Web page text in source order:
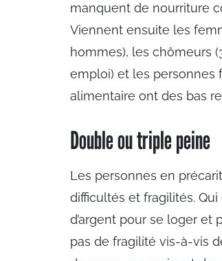
manquent de nourriture
Viennent ensuite les
hommes), les chômeurs
emploi) et les personnes
alimentaire ont des bas
Double ou triple peine
Les personnes en
difficultés et fragilités.
d’argent pour se loger et
pas de fragilité vis-à-vis